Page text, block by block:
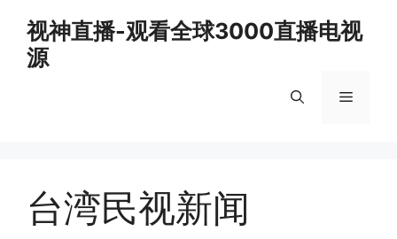
content
视神直播-观看全球3000直播电视
源
Menu
台湾民视新闻